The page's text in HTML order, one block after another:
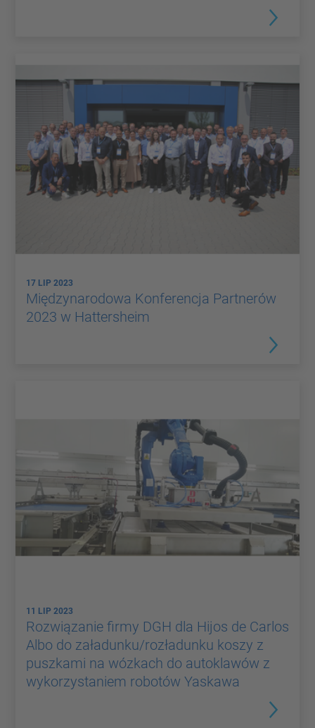
17 LIP 2023
Międzynarodowa Konferencja Partnerów
2023 w Hattersheim
11 LIP 2023
Rozwiązanie firmy DGH dla Hijos de Carlos
Albo do załadunku/rozładunku koszy z
puszkami na wózkach do autoklawów z
wykorzystaniem robotów Yaskawa